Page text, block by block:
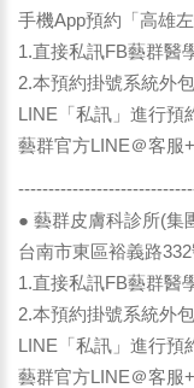
手機App預約「高雄
1.直接私訊FB藝群醫
2.本預約掛號系統外
LINE「私訊」進行預
藝群官方LINE＠客服
● 藝群皮膚科診所(集
台南市東區裕義路
1.直接私訊FB藝群醫
2.本預約掛號系統外
LINE「私訊」進行預
藝群官方LINE＠客服